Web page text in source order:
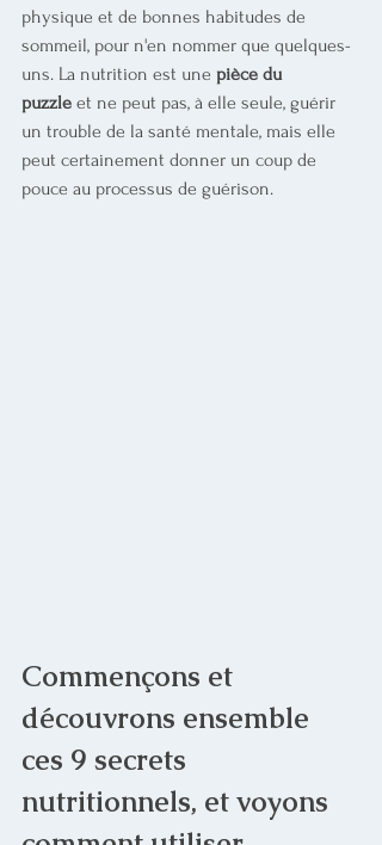
physique et de bonnes habitudes de
sommeil, pour n'en nommer que quelques-
uns. La nutrition est une pièce du
puzzle et ne peut pas, à elle seule, guérir
un trouble de la santé mentale, mais elle
peut certainement donner un coup de
pouce au processus de guérison.
Commençons et
découvrons ensemble
ces 9 secrets
nutritionnels, et voyons